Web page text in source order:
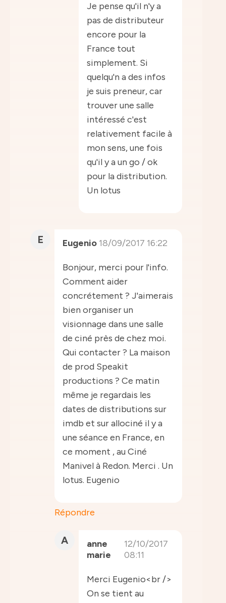
Je pense qu'il n'y a
pas de distributeur
encore pour la
France tout
simplement. Si
quelqu'n a des infos
je suis preneur, car
trouver une salle
intéressé c'est
relativement facile à
mon sens, une fois
qu'il y a un go / ok
pour la distribution.
Un lotus
E Eugenio 18/09/2017 16:22
Bonjour, merci pour l'info.
Comment aider
concrétement ? J'aimerais
bien organiser un
visionnage dans une salle
de ciné près de chez moi.
Qui contacter ? La maison
de prod Speakit
productions ? Ce matin
même je regardais les
dates de distributions sur
imdb et sur allociné il y a
une séance en France, en
ce moment , au Ciné
Manivel à Redon. Merci . Un
lotus. Eugenio
Répondre
A
anne
marie
12/10/2017
08:11
Merci Eugenio<br />
On se tient au